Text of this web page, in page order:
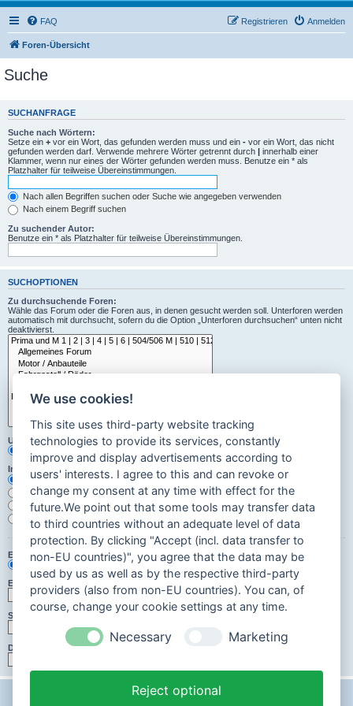
FAQ Anmelden
Registrieren
Foren-Übersicht
Suche
SUCHANFRAGE
Suche nach Wörtern:
Setze ein + vor ein Wort, das gefunden werden muss und ein - vor ein Wort, das nicht
gefunden werden darf. Verwende mehrere Wörter getrennt durch | innerhalb einer
Klammer, wenn nur eines der Wörter gefunden werden muss. Benutze ein * als
Platzhalter für teilweise Übereinstimmungen.
Nach allen Begriffen suchen oder Suche wie angegeben verwenden
Nach einem Begriff suchen
Zu suchender Autor:
Benutze ein * als Platzhalter für teilweise Übereinstimmungen.
SUCHOPTIONEN
Zu durchsuchende Foren:
Wähle das Forum oder die Foren aus, in denen gesucht werden soll. Unterforen werden
automatisch mit durchsucht, sofern du die Option „Unterforen durchsuchen“ unten nicht
deaktivierst.
Unterforen durchsuchen:
Innerhalb suchen:
Betreff und Text der Beiträge
Nur im Text der Beiträge
Nur im Betreff der Themen
Nur im ersten Beitrag der Themen
Ergebnisse anzeigen als:
Beiträge
Themen
Ergebnisse sortieren nach:
Aufsteigend
Absteigend
Suchzeitraum begrenzen:
Die ersten:
We use cookies!
This site uses third-party website tracking
technologies to provide its services, constantly
improve and display advertisements according to
users' interests. I agree to this and can revoke or
change my consent at any time with effect for the
future.We point out that some tools may transfer data
to third countries without an adequate level of data
protection. By clicking "Accept (incl. data transfer to
non-EU countries)", you agree that the data may be
used by us as well as by the respective third-party
providers (also from non-EU countries). You can, of
course, change your cookie settings at any time.
Necessary Marketing
Reject optional